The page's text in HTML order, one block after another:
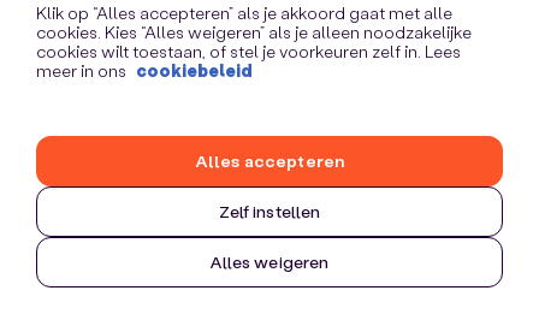
Klik op “Alles accepteren” als je akkoord gaat met alle
cookies. Kies “Alles weigeren” als je alleen noodzakelijke
cookies wilt toestaan, of stel je voorkeuren zelf in. Lees
meer in ons cookiebeleid
Zelf instellen
Alles weigeren
Alles accepteren